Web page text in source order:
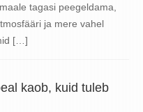
tagasi peegeldama,
ja mere vahel
[…]
kaob, kuid tuleb